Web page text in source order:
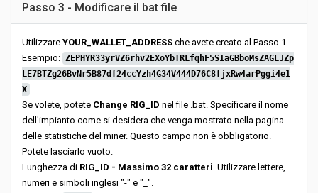
Passo 3 - Modificare il bat file
Utilizzare YOUR_WALLET_ADDRESS che avete creato al Passo 1.
Esempio: ZEPHYR33yrVZ6rhv2EXoYbTRLfqhF5S1aGBboMsZAGLJZp
LE7BTZg26BvNr5B87df24ccYzh4G34V444D76C8fjxRw4arPggi4e1
X
Se volete, potete Change RIG_ID nel file .bat. Specificare il nome
dell'impianto come si desidera che venga mostrato nella pagina
delle statistiche del miner. Questo campo non è obbligatorio.
Potete lasciarlo vuoto.
Lunghezza di RIG_ID - Massimo 32 caratteri. Utilizzare lettere,
numeri e simboli inglesi "-" e "_".